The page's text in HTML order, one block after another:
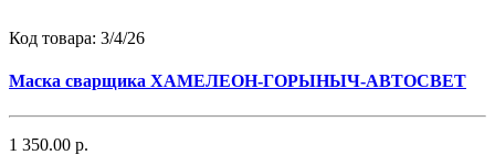
Код товара: 3/4/26
Маска сварщика ХАМЕЛЕОН-ГОРЫНЫЧ-АВТОСВЕТ
1 350.00 р.